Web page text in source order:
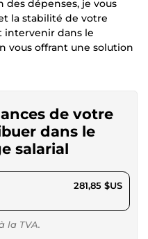
des dépenses, je vous
la stabilité de votre
intervenir dans le
vous offrant une solution
de votre
dans le
salarial
$US 281,85 $US
la TVA.